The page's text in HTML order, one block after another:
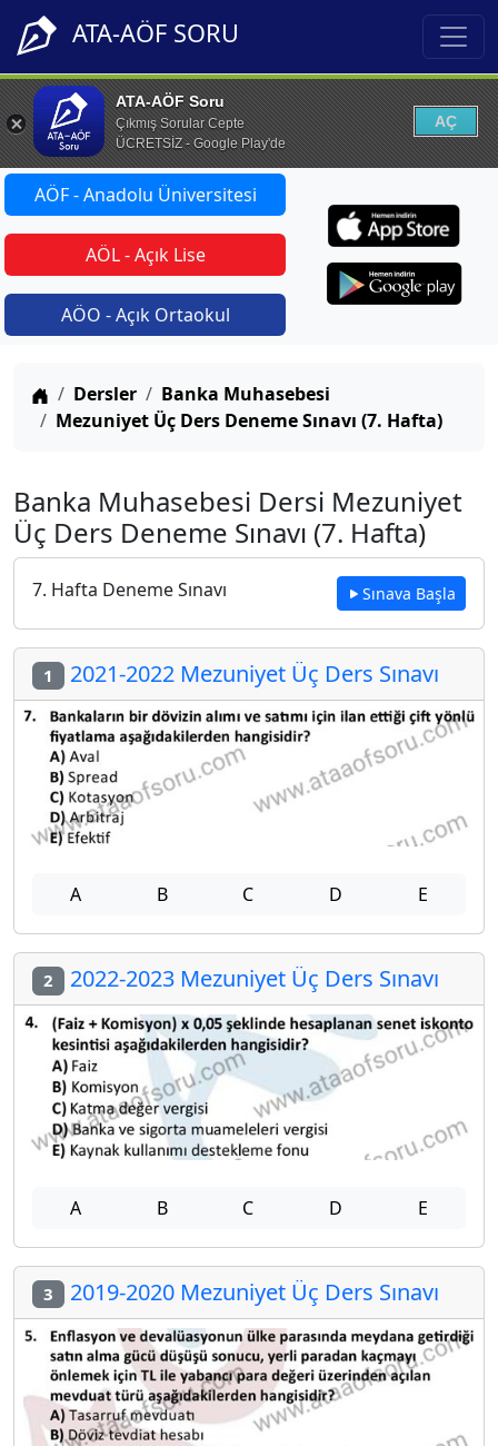
ATA-AÖF SORU
ATA-AÖF Soru
Çıkmış Sorular Cepte
ÜCRETSİZ - Google Play'de
AÇ
AÖF - Anadolu Üniversitesi
AÖL - Açık Lise
AÖO - Açık Ortaokul
Anasayfa
Dersler
Banka Muhasebesi
Mezuniyet Üç Ders Deneme Sınavı (7. Hafta)
Banka Muhasebesi Dersi Mezuniyet
Üç Ders Deneme Sınavı (7. Hafta)
7. Hafta Deneme Sınavı Sınava Başla
1 2021-2022 Mezuniyet Üç Ders Sınavı
A B C D E
2 2022-2023 Mezuniyet Üç Ders Sınavı
A B C D E
3 2019-2020 Mezuniyet Üç Ders Sınavı